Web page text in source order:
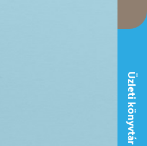
Üzleti könyvtár